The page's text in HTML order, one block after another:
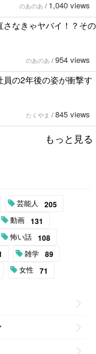
のあのあ / 1,040 views
なきゃヤバイ！？その
のあのあ / 954 views
の2年後の姿が衝撃す
たくやま / 845 views
もっと見る
芸能人 205
動画 131
怖い話 108
雑学 89
女性 71